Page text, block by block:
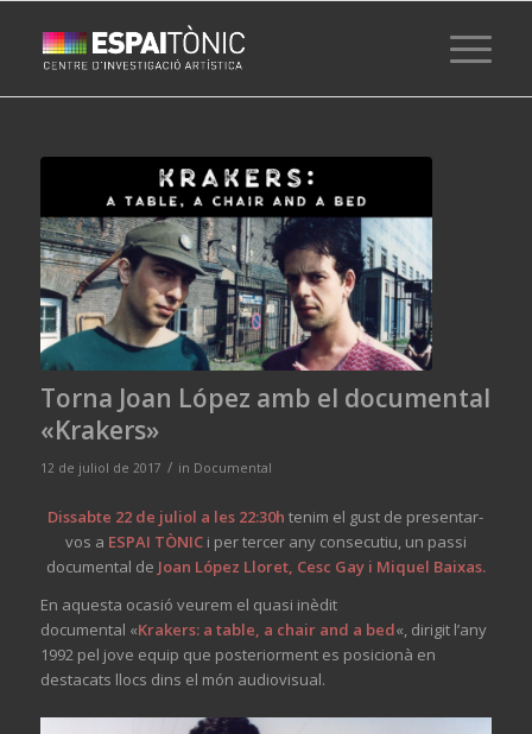
Torna Joan López amb el documental
«Krakers»
12 de juliol de 2017 / in Documental
Dissabte 22 de juliol a les 22:30h tenim el gust de presentar-
vos a ESPAI TÒNICi per tercer any consecutiu, un passi
documental de Joan López Lloret, Cesc Gay i Miquel Baixas.
En aquesta ocasió veurem el quasi inèdit
documental «Krakers: a table, a chair and a bed«, dirigit l’any
1992 pel jove equip que posteriorment es posicionà en
destacats llocs dins el món audiovisual.